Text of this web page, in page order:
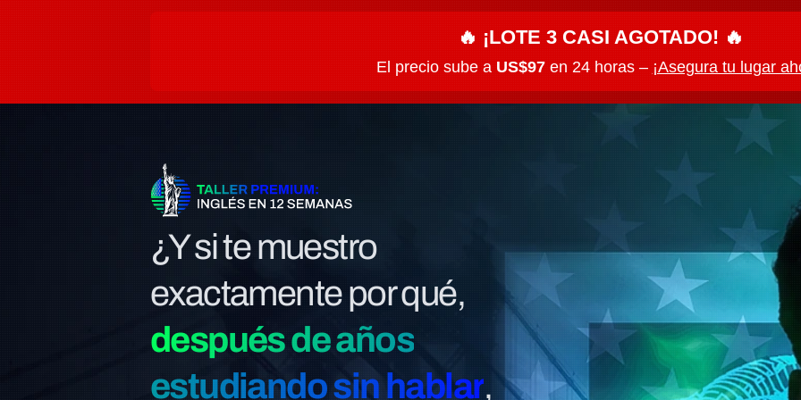
🔥 ¡LOTE 3 CASI AGOTADO! 🔥
El precio sube a US$97en 24 horas – ¡Asegura tu lugar
¿Y si te muestro
exactamente por qué,
después de años
estudiando sin hablar,